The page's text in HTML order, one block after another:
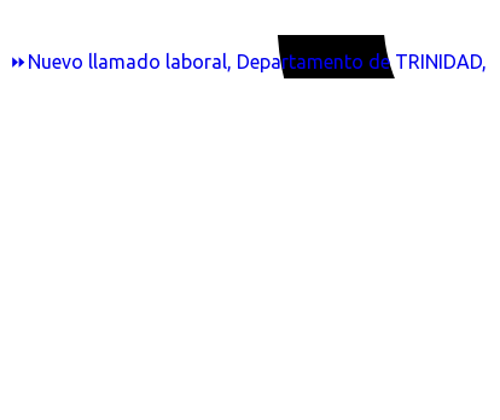
⏩Nuevo llamado laboral, Departamento de TRINIDAD,